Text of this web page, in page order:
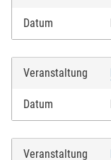
Datum
Veranstaltung
Datum
Veranstaltung